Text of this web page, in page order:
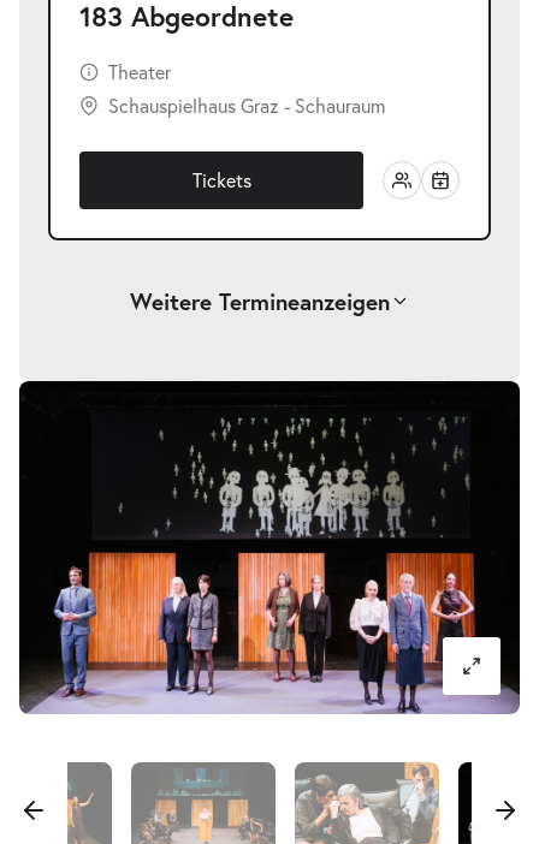
183 Abgeordnete
Theater
Schauspielhaus Graz - Schauraum
Tickets
Weitere Termineanzeigen
183 Abgeordnete-
Fr.
16.10.2026
Fr. 16.10.2026
20:00–21:40 Uhr
Tickets
183 Abgeordnete-
Sa.
17.10.2026
Sa. 17.10.2026
20:00–21:40 Uhr
Tickets
Bildergalerie
überspringen